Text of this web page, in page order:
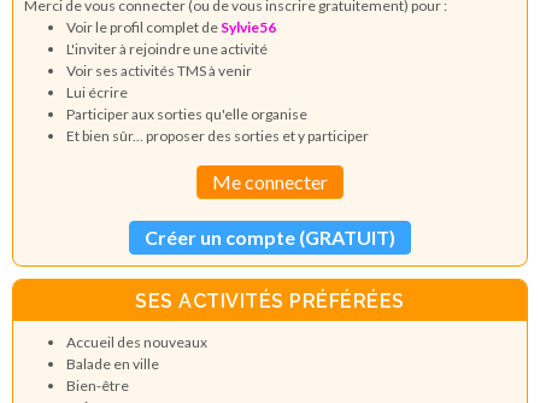
Merci de vous connecter (ou de vous inscrire gratuitement) pour :
Voir le profil complet de Sylvie56
L'inviter à rejoindre une activité
Voir ses activités TMS à venir
Lui écrire
Participer aux sorties qu'elle organise
Et bien sûr... proposer des sorties et y participer
Me connecter
Créer un compte (GRATUIT)
SES ACTIVITÉS PRÉFÉRÉES
Accueil des nouveaux
Balade en ville
Bien-être